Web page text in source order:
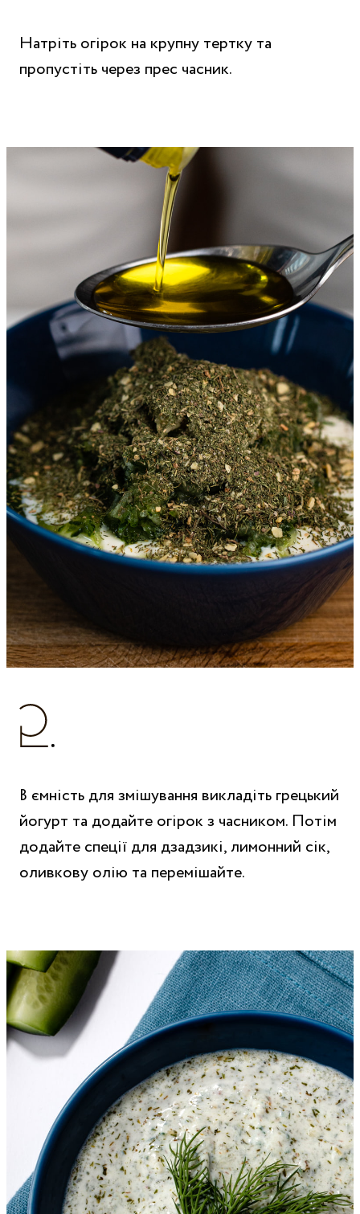
Натріть огірок на крупну тертку та
пропустіть через прес часник.
В ємність для змішування викладіть грецький
йогурт та додайте огірок з часником. Потім
додайте спеції для дзадзикі, лимонний сік,
оливкову олію та перемішайте.